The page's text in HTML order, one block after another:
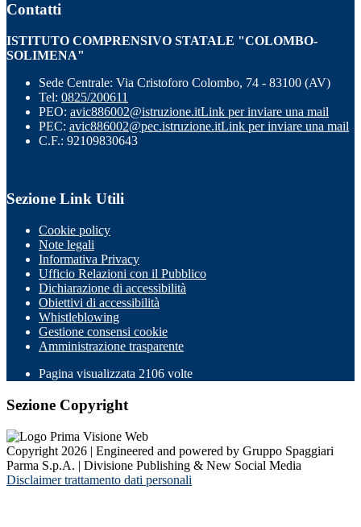
Contatti
ISTITUTO COMPRENSIVO STATALE "COLOMBO-
SOLIMENA"
Sede Centrale: Via Cristoforo Colombo, 74 - 83100 (AV)
Tel: 0825/200611
PEO: avic886002@istruzione.itLink per inviare una mail
PEC: avic886002@pec.istruzione.itLink per inviare una mail
C.F.: 92109830643
Sezione Link Utili
Cookie policy
Note legali
Informativa Privacy
Ufficio Relazioni con il Pubblico
Dichiarazione di accessibilità
Obiettivi di accessibilità
Whistleblowing
Gestione consensi cookie
Amministrazione trasparente
Pagina visualizzata 2106 volte
Sezione Copyright
Copyright 2026 | Engineered and powered by Gruppo Spaggiari
Parma S.p.A. | Divisione Publishing & New Social Media
Disclaimer trattamento dati personali